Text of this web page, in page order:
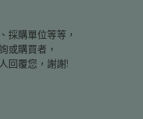
採購單位等等，
或購買者，
回覆您，謝謝!